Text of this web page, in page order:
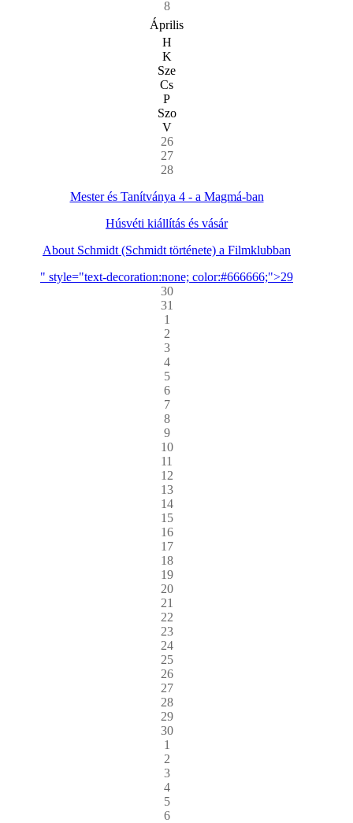
8
Április
H
K
Sze
Cs
P
Szo
V
26
27
28
Mester és Tanítványa 4 - a Magmá-ban
Húsvéti kiállítás és vásár
About Schmidt (Schmidt története) a Filmklubban
" style="text-decoration:none; color:#666666;">29
30
31
1
2
3
4
5
6
7
8
9
10
11
12
13
14
15
16
17
18
19
20
21
22
23
24
25
26
27
28
29
30
1
2
3
4
5
6